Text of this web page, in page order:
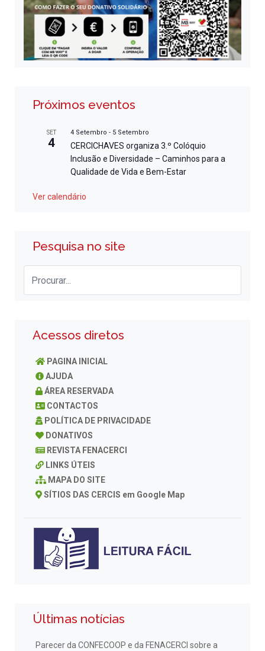
Próximos eventos
SET
4
4 Setembro - 5 Setembro
CERCICHAVES organiza 3.º Colóquio
Inclusão e Diversidade – Caminhos para a
Qualidade de Vida e Bem-Estar
Ver calendário
Pesquisa no site
Acessos diretos
PAGINA INICIAL
AJUDA
ÁREA RESERVADA
CONTACTOS
POLÍTICA DE PRIVACIDADE
DONATIVOS
REVISTA FENACERCI
LINKS ÚTEIS
MAPA DO SITE
SÍTIOS DAS CERCIS em Google Map
Últimas notícias
Parecer da CONFECOOP e da FENACERCI sobre a